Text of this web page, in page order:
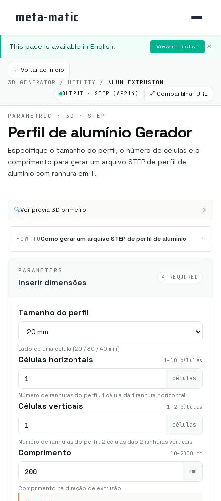
meta-matic
This page is available in English. View in English ×
← Voltar ao início
3D GENERATOR / UTILITY / ALUM EXTRUSION
OUTPUT · STEP (AP214) 🔗 Compartilhar URL
PARAMETRIC · 3D · STEP
Perfil de alumínio Gerador
Especifique o tamanho do perfil, o número de células e o
comprimento para gerar um arquivo STEP de perfil de
alumínio com ranhura em T.
🔍Ver prévia 3D primeiro
HOW-TOComo gerar um arquivo STEP de perfil de alumínio +
PARAMETERS
Inserir dimensões
4 REQUIRED
Tamanho do perfil
Lado de uma célula (20 / 30 / 40 mm)
Células horizontais 1–10 células
células
Número de ranhuras do perfil. 1 célula dá 1 ranhura horizontal
Células verticais 1–2 células
células
Número de ranhuras do perfil. 2 células dão 2 ranhuras verticais
Comprimento 10–2000 mm
mm
Comprimento na direção de extrusão